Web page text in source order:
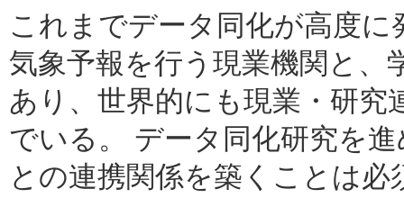
これまでデータ同化が高度
気象予報を行う現業機関と、
あり、世界的にも現業・研
でいる。 データ同化研究を
との連携関係を築くことは